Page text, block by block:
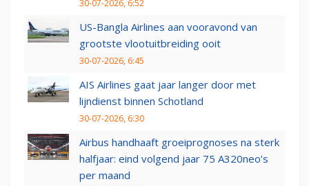
30-07-2026, 6:52
US-Bangla Airlines aan vooravond van
grootste vlootuitbreiding ooit
30-07-2026, 6:45
AIS Airlines gaat jaar langer door met
lijndienst binnen Schotland
30-07-2026, 6:30
Airbus handhaaft groeiprognoses na sterk
halfjaar: eind volgend jaar 75 A320neo’s
per maand